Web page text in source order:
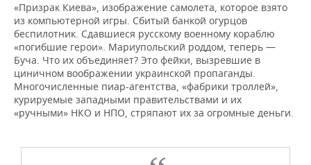
ВУЗЫ ТАТАРСТАНА
КОМУ ПРИНАДЛЕЖАТ
ТОРГОВЫЕ ЦЕНТРЫ
ТАТАРСТАНА
БАНКИ
БЮДЖЕТ
ИНВЕСТИЦИИ
АГРОПРОМ
МАШИНОСТРОЕНИЕ
НЕФТЕХИМИЯ
НОВОСТИ НЕДВИЖИМОСТИ
АВТО
НОВОСТИ АВТО
БИЗНЕС
НОВОСТИ БИЗНЕСА
РОЗНИЧНАЯ ТОРГОВЛЯ
ТРАНСПОРТ
ТЕХНОЛОГИИ
НОВОСТИ ТЕХНОЛОГИЙ
IT
МЕРОПРИЯТИЯ
НОВОСТИ МЕРОПРИЯТИЙ
СПОРТ
«Призрак Киева», изображение самолета, которое взято
из компьютерной игры. Сбитый банкой огурцов
беспилотник. Сдавшиеся русскому военному кораблю
«погибшие герои». Мариупольский роддом, теперь —
Буча. Что их объединяет? Это фейки, вызревшие в
циничном воображении украинской пропаганды.
Многочисленные пиар-агентства, «фабрики троллей»,
курируемые западными правительствами и их
«ручными» НКО и НПО, стряпают их за огромные деньги.